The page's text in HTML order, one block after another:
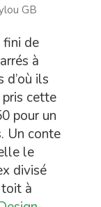
GB
fini de
à
d’où ils
cette
pour un
Un conte
le
divisé
à